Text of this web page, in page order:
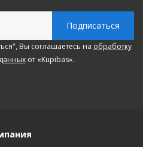
Вы соглашаетесь на обработку
от «Kupibas».